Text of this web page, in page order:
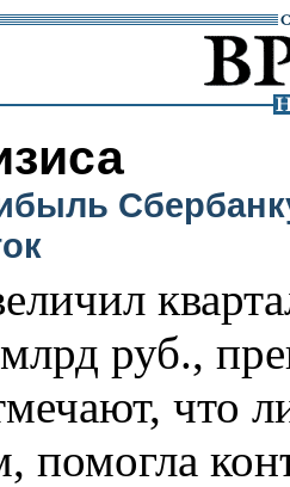
руб.,
что
помогла